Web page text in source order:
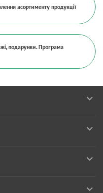
асортименту продукції
подарунки. Програма